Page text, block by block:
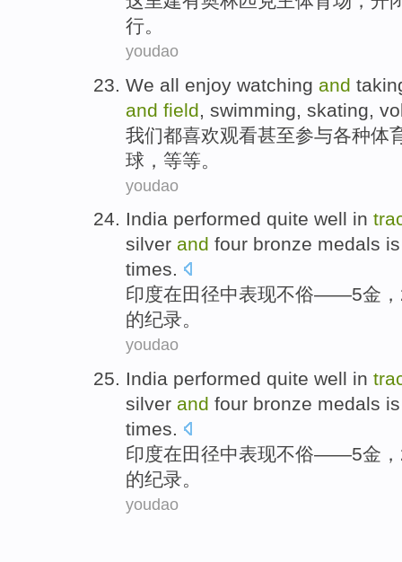
行。
youdao
We all enjoy watching and
and field swimming skating
我们都喜欢观看甚至参与各种体
球 ， 等等 。
youdao
India performed quite well in
silver and four bronze medals
times.
印度在田径中表现不俗——5金 ，
的纪录。
youdao
India performed quite well in
silver and four bronze medals
times.
印度在田径中表现不俗——5金 ，
的纪录。
youdao